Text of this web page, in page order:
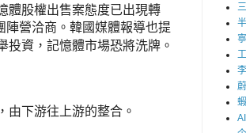
體股權出售案態度已出現轉
陣營洽商。韓國媒體報導也提
資，記憶體市場恐將洗牌。
由下游往上游的整合。
AI